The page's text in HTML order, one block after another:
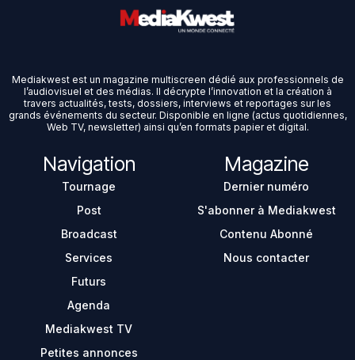
Mediakwest est un magazine multiscreen dédié aux professionnels de
l’audiovisuel et des médias. Il décrypte l’innovation et la création à
travers actualités, tests, dossiers, interviews et reportages sur les
grands événements du secteur. Disponible en ligne (actus quotidiennes,
Web TV, newsletter) ainsi qu’en formats papier et digital.
Navigation
Tournage
Post
Broadcast
Services
Futurs
Agenda
Mediakwest TV
Petites annonces
Magazine
Dernier numéro
S'abonner à Mediakwest
Contenu Abonné
Nous contacter